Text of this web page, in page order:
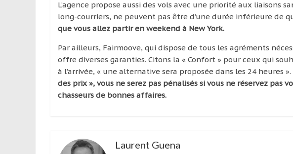
L’agence propose aussi des vols avec une priorité aux liaisons
long-courriers, ne peuvent pas être d’une durée inférieure de
que vous allez partir en weekend à New York.
Par ailleurs, Fairmoove, qui dispose de tous les agréments
offre diverses garanties. Citons la « Confort » pour ceux qui
à l’arrivée, « une alternative sera proposée dans les 24 heures ».
des prix », vous ne serez pas pénalisés si vous ne réservez pas
chasseurs de bonnes affaires.
Laurent Guena